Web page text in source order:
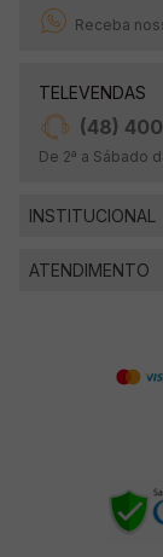
Receba
TELEVENDAS
(48)
De 2ª a Sábado
INSTITUCIONAL
ATENDIMENTO